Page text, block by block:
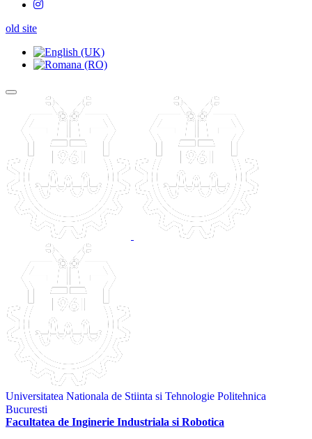
old site
Universitatea Nationala de Stiinta si Tehnologie Politehnica
Bucuresti
Facultatea de Inginerie Industriala si Robotica